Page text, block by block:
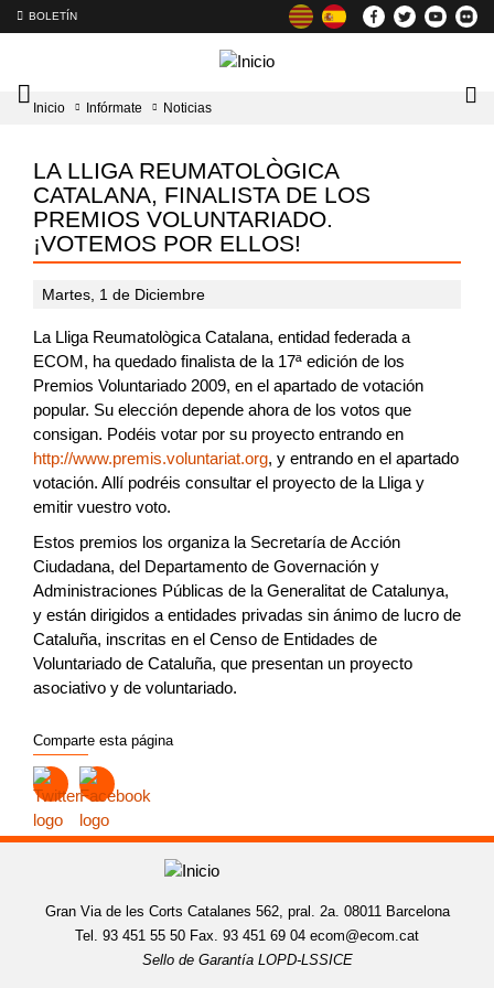
BOLETÍN
Intercambiador
del
principal
Inicio Infórmate Noticias
LA LLIGA REUMATOLÒGICA
CATALANA, FINALISTA DE LOS
PREMIOS VOLUNTARIADO.
¡VOTEMOS POR ELLOS!
Martes, 1 de Diciembre
La Lliga Reumatològica Catalana, entidad federada a
ECOM, ha quedado finalista de la 17ª edición de los
Premios Voluntariado 2009, en el apartado de votación
popular. Su elección depende ahora de los votos que
consigan. Podéis votar por su proyecto entrando en
http://www.premis.voluntariat.org, y entrando en el apartado
votación. Allí podréis consultar el proyecto de la Lliga y
emitir vuestro voto.
Estos premios los organiza la Secretaría de Acción
Ciudadana, del Departamento de Governación y
Administraciones Públicas de la Generalitat de Catalunya,
y están dirigidos a entidades privadas sin ánimo de lucro de
Cataluña, inscritas en el Censo de Entidades de
Voluntariado de Cataluña, que presentan un proyecto
asociativo y de voluntariado.
Comparte esta página
Gran Via de les Corts Catalanes 562, pral. 2a. 08011 Barcelona
Tel. 93 451 55 50 Fax. 93 451 69 04 ecom@ecom.cat
Sello de Garantía LOPD-LSSICE